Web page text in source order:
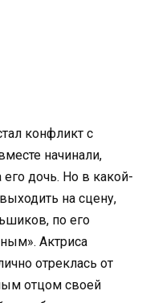
конфликт с
начинали,
дочь. Но в какой-
на сцену,
по его
Актриса
отреклась от
отцом своей